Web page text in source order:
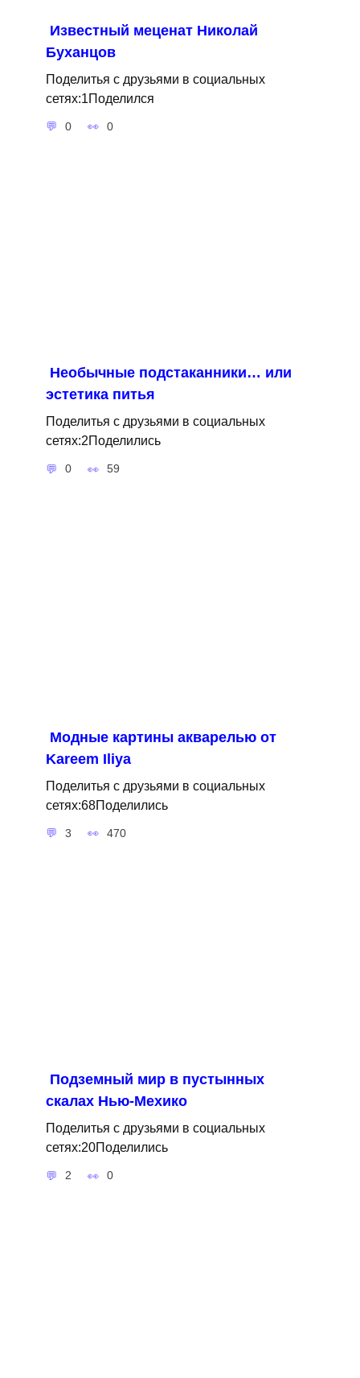
Известный меценат Николай
Буханцов
Поделитья с друзьями в социальных
сетях:1Поделился
0 0
Необычные подстаканники… или
эстетика питья
Поделитья с друзьями в социальных
сетях:2Поделились
0 59
Модные картины акварелью от
Kareem Iliya
Поделитья с друзьями в социальных
сетях:68Поделились
3 470
Подземный мир в пустынных
скалах Нью-Мехико
Поделитья с друзьями в социальных
сетях:20Поделились
2 0